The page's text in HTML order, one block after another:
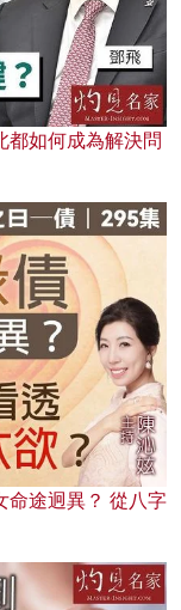
都如何成為解決問
命途迥異？ 從八字